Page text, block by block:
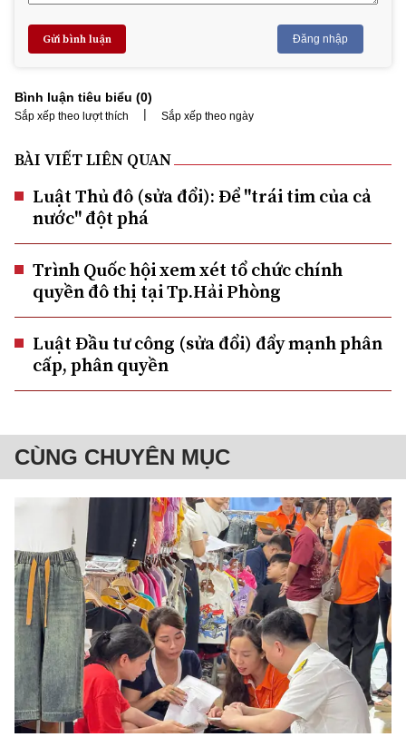
Gửi bình luận Đăng nhập
Bình luận tiêu biểu (0)
Sắp xếp theo lượt thích | Sắp xếp theo ngày
BÀI VIẾT LIÊN QUAN
Luật Thủ đô (sửa đổi): Để "trái tim của cả
nước" đột phá
Trình Quốc hội xem xét tổ chức chính
quyền đô thị tại Tp.Hải Phòng
Luật Đầu tư công (sửa đổi) đẩy mạnh phân
cấp, phân quyền
CÙNG CHUYÊN MỤC